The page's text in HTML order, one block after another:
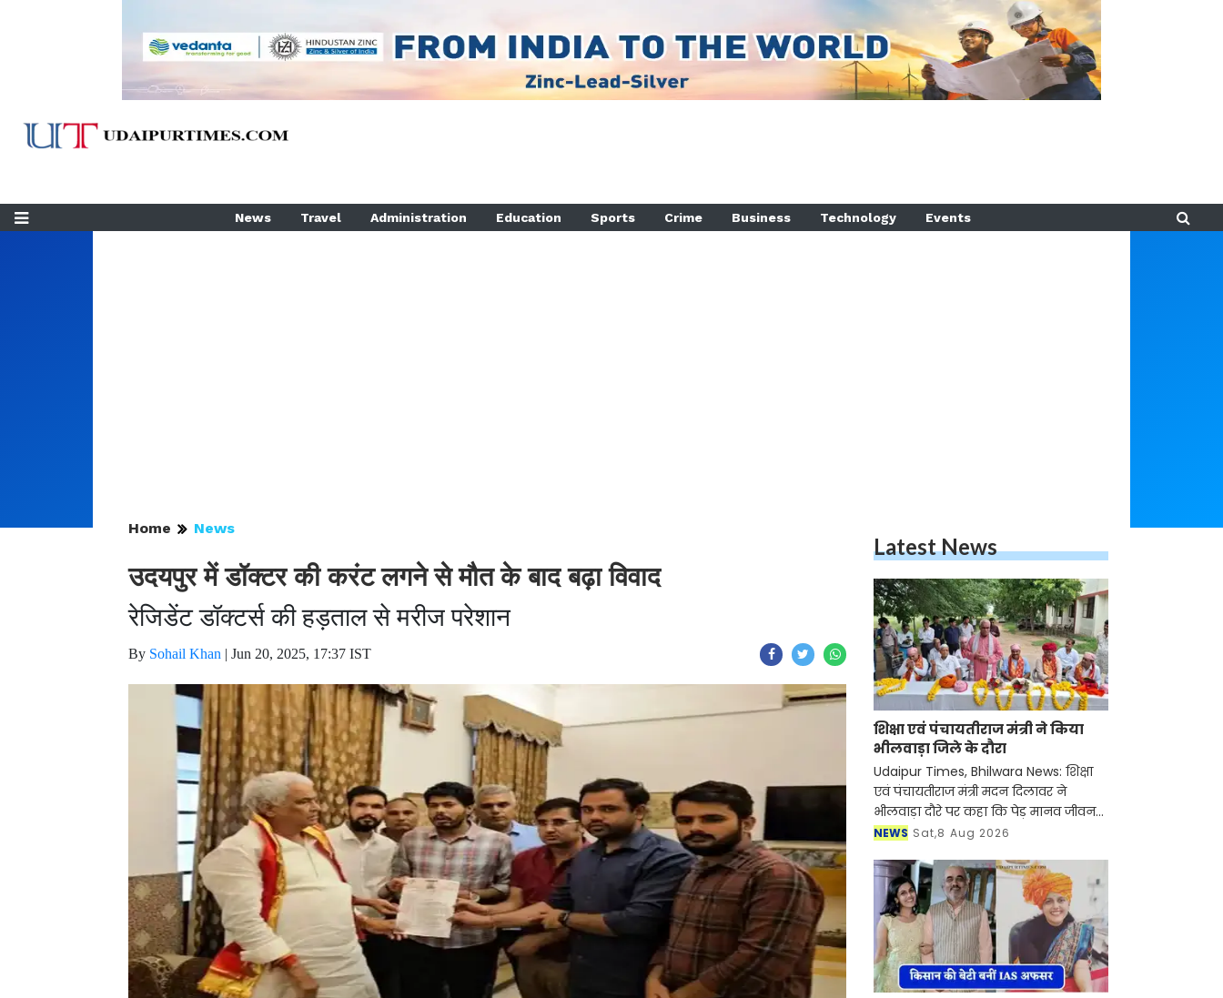
News Travel Administration Education Sports Crime Business Technology Events
Home News
उदयपुर में डॉक्टर की करंट लगने से मौत के बाद बढ़ा विवाद
रेजिडेंट डॉक्टर्स की हड़ताल से मरीज परेशान
By Sohail Khan | Jun 20, 2025, 17:37 IST
Latest News
शिक्षा एवं पंचायतीराज मंत्री ने किया
भीलवाड़ा जिले के दौरा
Udaipur Times, Bhilwara News: शिक्षा
एवं पंचायतीराज मंत्री मदन दिलावर ने
भीलवाड़ा दौरे पर कहा कि पेड़ मानव जीवन
के लिए अत्यंत आवश्यक हैं। पेड़ हमें करोड़ों
साथ-स
NEWS Sat,8 Aug 2026